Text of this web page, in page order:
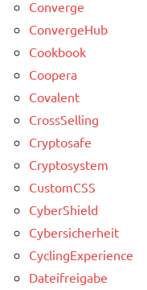
Converge
ConvergeHub
Cookbook
Coopera
Covalent
CrossSelling
Cryptosafe
Cryptosystem
CustomCSS
CyberShield
Cybersicherheit
CyclingExperience
Dateifreigabe